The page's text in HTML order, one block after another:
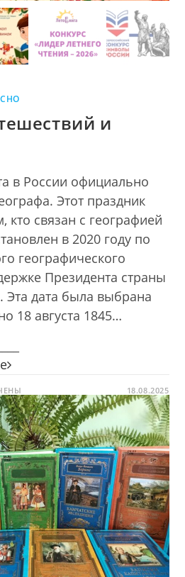
и
в России официально
Этот праздник
связан с географией
в 2020 году по
географического
Президента страны
Эта дата была выбрана
18 августа 1845…
Праздник
и
открытий
18.08.2025